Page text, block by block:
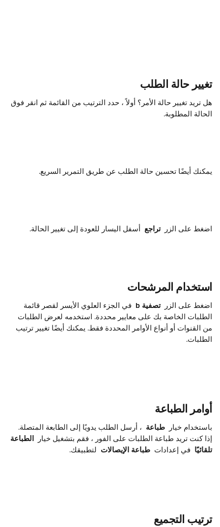
تغيير حالة الطلب
هل تريد تغيير حالة الأمر؟ أولاً ، حدد الترتيب من القائمة ثم انقر فوق
الحالة المطلوبة.
يمكنك أيضًا تحسين حالة الطلب عن طريق التمرير السريع.
اضغط على الزر تراجع أسفل اليسار للعودة إلى تغيير الحالة.
استخدام المرشحات
اضغط على الزر تصفية b
في الجزء العلوي الأيسر لقصر قائمة
الطلبات الخاصة بك على معايير محددة. استخدمه لعرض الطلبات
من القنوات أو أنواع الأوامر المحددة فقط. يمكنك أيضًا تغيير ترتيب
الطلبات.
أوامر الطباعة
باستخدام خيار طباعة ، أرسل الطلب يدويًا إلى الطابعة المتصلة.
إذا كنت تريد طباعة الطلبات على الفور ، فقم بتشغيل خيار
الطباعة
تلقائيًا في إعدادات طباعة الإيصالات لتطبيقك.
ترتيب التجميع